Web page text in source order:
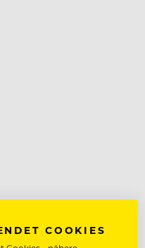
COOKIES